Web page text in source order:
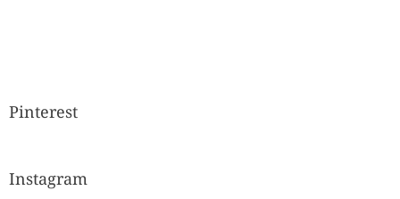
Pinterest
Instagram